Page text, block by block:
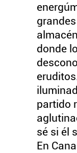
donde
partido
sé si él
En